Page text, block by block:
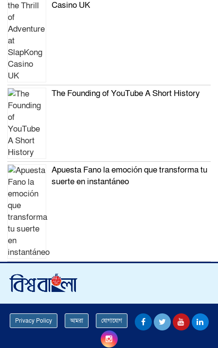
Casino UK
The Founding of YouTube A Short History
Apuesta Fano la emoción que transforma tu
suerte en instantáneo
Privacy Policy আমরা যোগাযোগ